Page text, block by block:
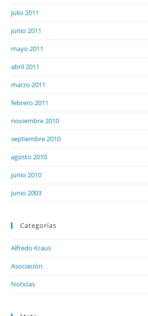
julio 2011
junio 2011
mayo 2011
abril 2011
marzo 2011
febrero 2011
noviembre 2010
septiembre 2010
agosto 2010
junio 2010
junio 2003
Categorías
Alfredo Kraus
Asociación
Noticias